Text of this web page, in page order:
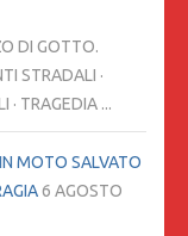
DI GOTTO.
STRADALI ·
· TRAGEDIA ...
MOTO SALVATO
6 AGOSTO